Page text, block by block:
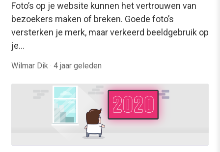
Foto’s op je website kunnen het vertrouwen van
bezoekers maken of breken. Goede foto’s
versterken je merk, maar verkeerd beeldgebruik op
je…
Wilmar Dik · 4 jaar geleden